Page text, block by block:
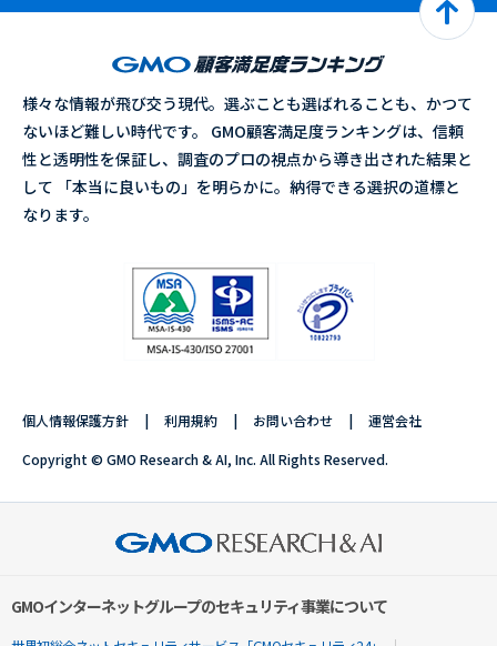
様々な情報が飛び交う現代。選ぶことも選ばれることも、かつて
ないほど難しい時代です。 GMO顧客満足度ランキングは、信頼
性と透明性を保証し、調査のプロの視点から導き出された結果と
して 「本当に良いもの」を明らかに。納得できる選択の道標と
なります。
個人情報保護方針 利用規約 お問い合わせ 運営会社
Copyright © GMO Research & AI, Inc. All Rights Reserved.
GMOインターネットグループのセキュリティ事業について